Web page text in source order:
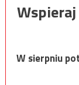
W sierpniu